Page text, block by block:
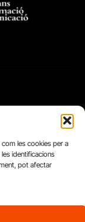
les cookies per a
identificacions
pot afectar